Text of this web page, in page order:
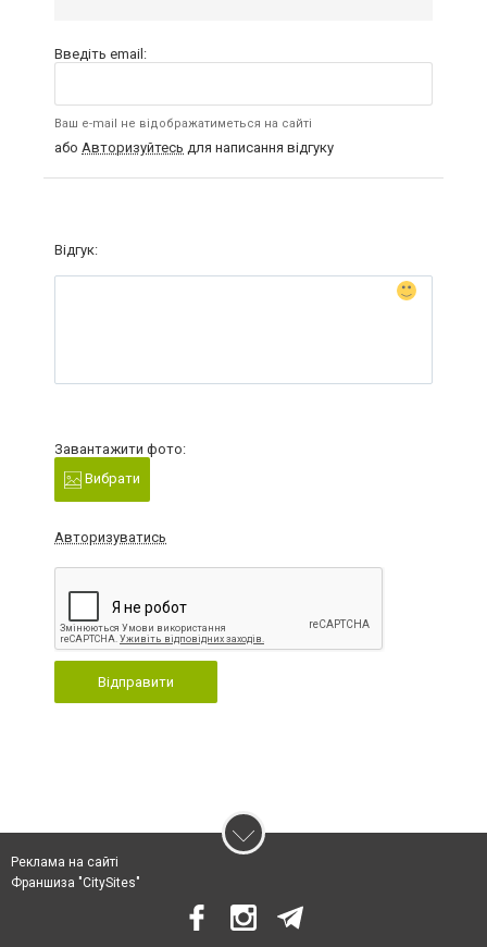
Введіть email:
Ваш e-mail не відображатиметься на сайті
або Авторизуйтесь для написання відгуку
Відгук:
Завантажити фото:
Вибрати
Авторизуватись
Відправити
Реклама на сайті
Франшиза "CitySites"